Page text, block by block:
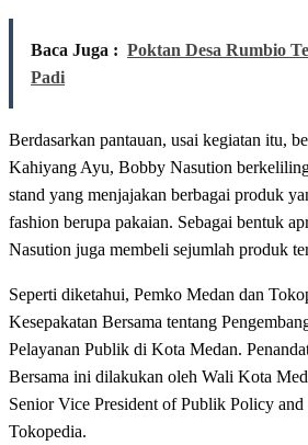
Baca Juga : Poktan Desa Rumbio
Padi
Berdasarkan pantauan, usai kegiatan itu,
Kahiyang Ayu, Bobby Nasution
stand yang menjajakan berbagai produk
fashion berupa pakaian. Sebagai bentuk
Nasution juga membeli sejumlah produk
Seperti diketahui, Pemko Medan dan
Kesepakatan Bersama tentang
Pelayanan Publik di Kota Medan.
Bersama ini dilakukan oleh Wali Kota
Senior Vice President of Publik Policy
Tokopedia.